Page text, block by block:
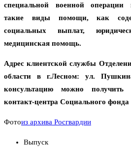
специальной военной операции
такие виды помощи, как
социальных выплат,
медицинская помощь.
Адрес клиентской службы
области в г.Лесном: ул.
консультацию можно
контакт-центра Социального фонда
Фотоиз архива Росгвардии
Выпуск